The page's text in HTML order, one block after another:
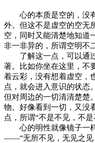
心的本质是空的，没有
外。但这不是虚空的空无
空，同时又能清楚地知道
非一非异的，所谓空明不
了解这一点，可以通过
著。比如你坐在这里，不
着云彩，没有想着虚空，
点，就会进入意识的状态
但对周边的一切清清楚楚
物。好像看到一切，又没
点，所谓“不是不见，不
心的明性就像镜子一样
——“无所不见，无见之见